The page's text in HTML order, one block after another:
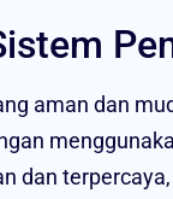
aman dan
dan